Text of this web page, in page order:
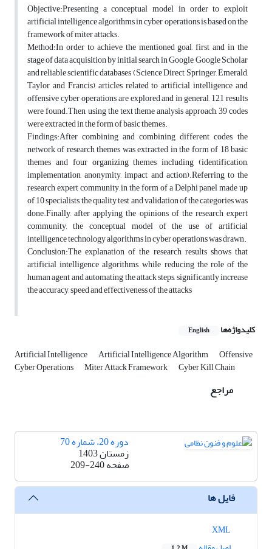
Objective:Presenting a conceptual model in order to exploit
artificial intelligence algorithms in cyber operations is based on the
framework of miter attacks.
Method:In order to achieve the mentioned goal, first and in the
stage of data acquisition by initial search in Google, Google Scholar
and reliable scientific databases (Science Direct, Springer, Emerald,
Taylor and Francis) articles related to artificial intelligence and
offensive cyber operations are explored and in general, 121 results
were found.Then, using the text theme analysis approach, 39 codes
were extracted in the form of basic themes.
Findings:After combining and combining different codes, the
network of research themes was extracted in the form of 18 basic
themes and four organizing themes including (identification,
implementation, anonymity, impact and action).Referring to the
research expert community, in the form of a Delphi panel made up
of 10 specialists, the quality test and validation of the categories was
done.Finally, after applying the opinions of the research expert
community, the conceptual model of the use of artificial
intelligence technology algorithms in cyber operations was drawn.
Conclusion:The explanation of the research results shows that
artificial intelligence algorithms, while reducing the role of the
human agent and automating the attack steps, significantly increase
the accuracy, speed and effectiveness of the attacks
کلیدواژه‌ها English
Artificial Intelligence Artificial Intelligence Algorithm Offensive
Cyber Operations Miter Attack Framework Cyber Kill Chain
مراجع
دوره 20، شماره 70
زمستان 1403
صفحه209-240
فایل ها